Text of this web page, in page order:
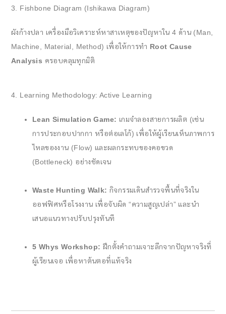
3. Fishbone Diagram (Ishikawa Diagram)
ผังก้างปลา เครื่องมือวิเคราะห์หาสาเหตุของปัญหาใน 4 ด้าน (Man,
Machine, Material, Method) เพื่อให้การทำ Root Cause
Analysis ครอบคลุมทุกมิติ
4. Learning Methodology: Active Learning
Lean Simulation Game: เกมจำลองสายการผลิต (เช่น
การประกอบปากกา หรือต่อเลโก้) เพื่อให้ผู้เรียนเห็นภาพการ
ไหลของงาน (Flow) และผลกระทบของคอขวด
(Bottleneck) อย่างชัดเจน
Waste Hunting Walk: กิจกรรมเดินสำรวจพื้นที่จริงใน
ออฟฟิศหรือโรงงาน เพื่อจับผิด “ความสูญเปล่า” และนำ
เสนอแนวทางปรับปรุงทันที
5 Whys Workshop: ฝึกตั้งคำถามเจาะลึกจากปัญหาจริงที่
ผู้เรียนเจอ เพื่อหาต้นตอที่แท้จริง